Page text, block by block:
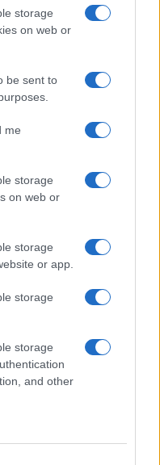
storage
on web or
be sent to
me
storage
on web or
storage
or app.
storage
storage
and other
infanzia: prevenire